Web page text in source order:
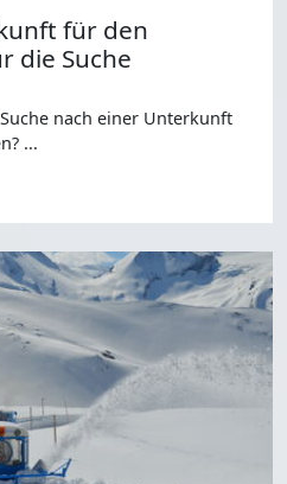
für den
die Suche
nach einer Unterkunft
...